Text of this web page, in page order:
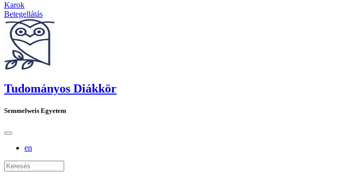
Karok
Betegellátás
Tudományos Diákkör
Semmelweis Egyetem
en